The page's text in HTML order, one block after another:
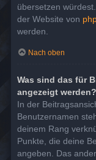
übersetzen
der Website von
werden.
Nach oben
Was sind das für
angezeigt werden?
In der
Benutzernamen
deinem Rang
Punkte, die deine
angeben. Das